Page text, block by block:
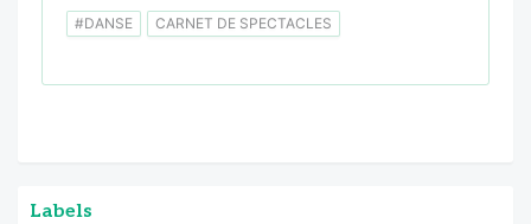
#DANSE CARNET DE SPECTACLES
Labels